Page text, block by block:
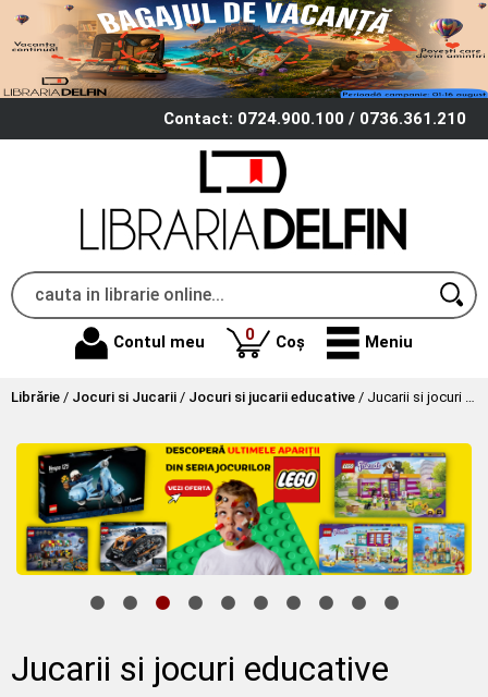
Contact: 0724.900.100 / 0736.361.210
Contul meu 0produse
Coș Meniu
Librărie / Jocuri si Jucarii / Jocuri si jucarii educative / Jucarii si jocuri educative
Jucarii si jocuri educative